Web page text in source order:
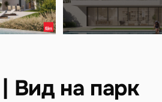
Вид на парк